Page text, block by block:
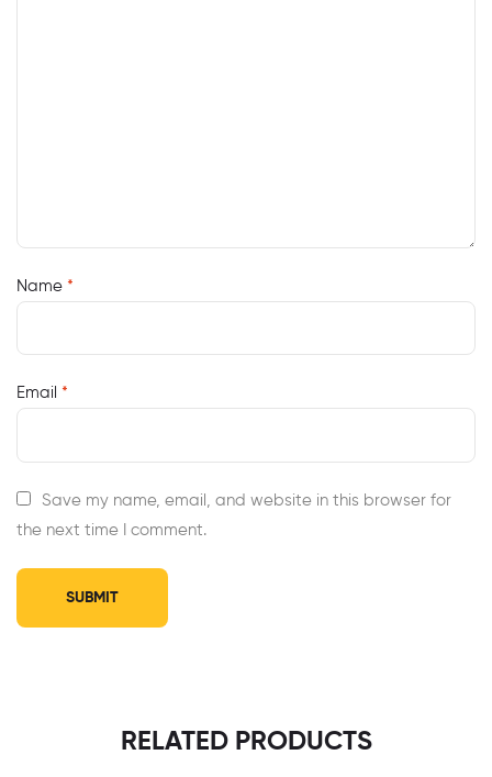
Name *
Email *
Save my name, email, and website in this browser for
the next time I comment.
RELATED PRODUCTS